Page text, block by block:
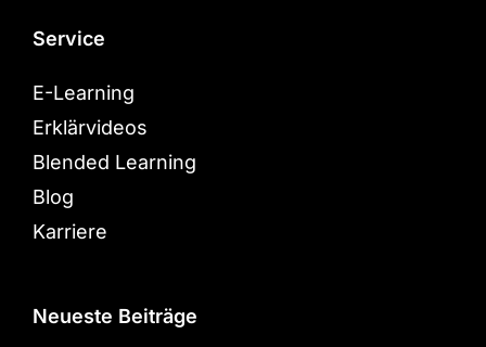
Service
E-Learning
Erklärvideos
Blended Learning
Blog
Karriere
Neueste Beiträge